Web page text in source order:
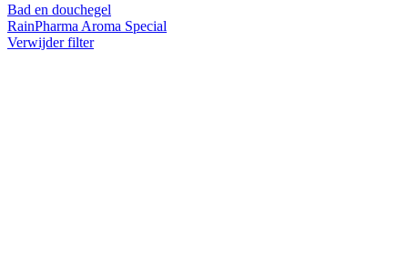
Bad en douchegel
RainPharma Aroma Special
Verwijder filter